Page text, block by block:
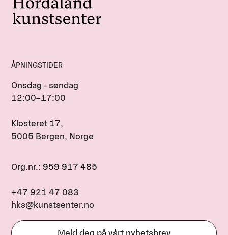
ÅPNINGSTIDER
Onsdag - søndag
12:00–17:00
Klosteret 17,
5005 Bergen, Norge
Org.nr.: 959 917 485
+47 921 47 083
hks@kunstsenter.no
Meld deg på vårt nyhetsbrev